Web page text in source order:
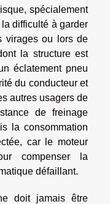
spécialement
difficulté à garder
virages ou lors de
la structure est
éclatement pneu
du conducteur et
autres usagers de
de freinage
la consommation
car le moteur
compenser la
défaillant.
doit jamais être